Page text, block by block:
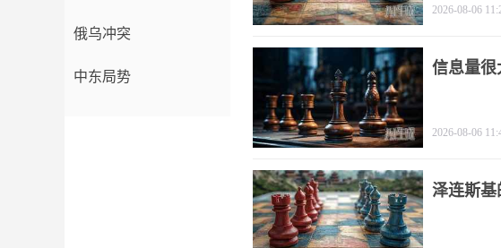
俄乌冲突
中东局势
2026-08-06
信息量很
2026-08-06
泽连斯基